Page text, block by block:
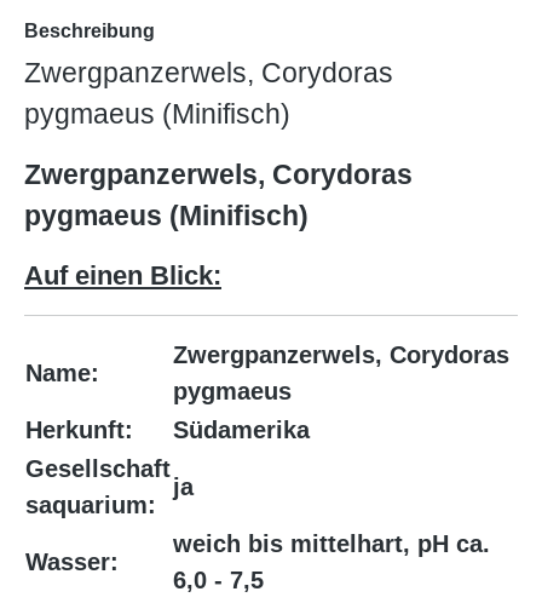
Beschreibung
Zwergpanzerwels, Corydoras
pygmaeus (Minifisch)
Zwergpanzerwels, Corydoras
pygmaeus (Minifisch)
Auf einen Blick:
Name:
Zwergpanzerwels, Corydoras
pygmaeus
Herkunft:
Südamerika
Gesellschaft
saquarium:
ja
Wasser:
weich bis mittelhart, pH ca.
6,0 - 7,5